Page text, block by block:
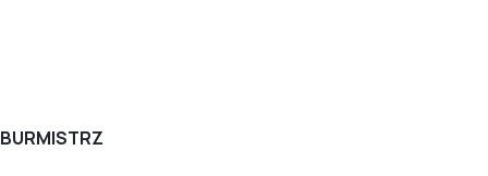
BURMISTRZ